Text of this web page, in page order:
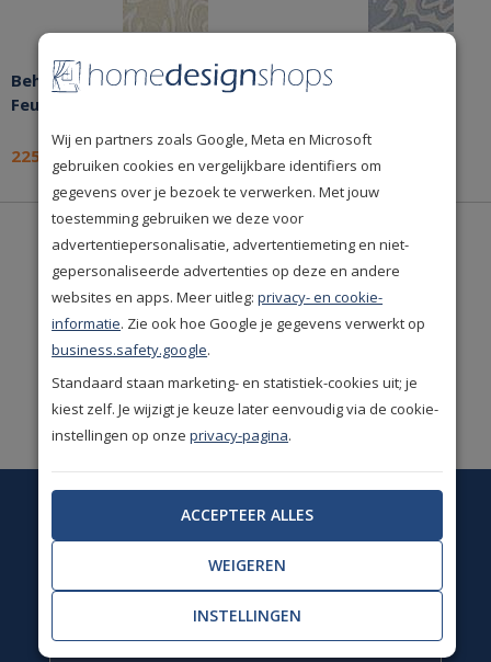
Behang Farrow & Ball
Feuille 4901
225,- per rol
Behang Farrow & Ball
225,- per rol
De mooisteA-merken
uit de woonbranche.
Uitstekende
klantwaardering
Ruime keus. Meer dan
50.000 woonproducten!
klantenservice gesloten.
Wij zijn weer bereikbaar van ma t/m vr 09.00 tot 13.00
uur.
Wij en partners zoals Google, Meta en Microsoft
gebruiken cookies en vergelijkbare identifiers om
gegevens over je bezoek te verwerken. Met jouw
toestemming gebruiken we deze voor
advertentiepersonalisatie, advertentiemeting en niet-
gepersonaliseerde advertenties op deze en andere
websites en apps. Meer uitleg:privacy- en cookie-
informatie. Zie ook hoe Google je gegevens verwerkt op
business.safety.google.
Standaard staan marketing- en statistiek-cookies uit; je
kiest zelf. Je wijzigt je keuze later eenvoudig via de cookie-
instellingen op onzeprivacy-pagina.
ACCEPTEER ALLES
WEIGEREN
INSTELLINGEN